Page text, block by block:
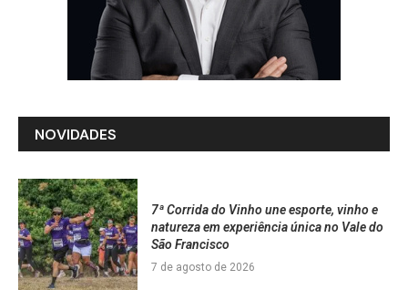
NOVIDADES
7ª Corrida do Vinho une esporte, vinho e
natureza em experiência única no Vale do
São Francisco
7 de agosto de 2026